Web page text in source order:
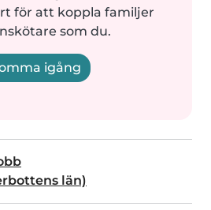
för att koppla familjer
som du.
igång
län)